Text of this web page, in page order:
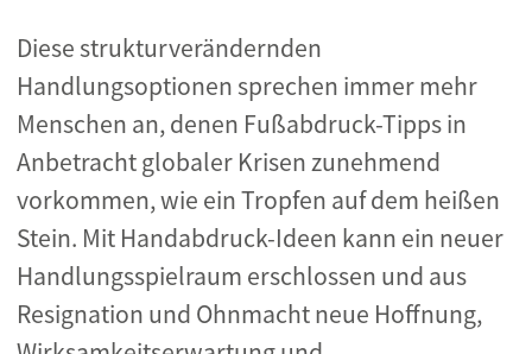
Diese strukturverändernden
Handlungsoptionen sprechen immer mehr
Menschen an, denen Fußabdruck-Tipps in
Anbetracht globaler Krisen zunehmend
vorkommen, wie ein Tropfen auf dem heißen
Stein. Mit Handabdruck-Ideen kann ein neuer
Handlungsspielraum erschlossen und aus
Resignation und Ohnmacht neue Hoffnung,